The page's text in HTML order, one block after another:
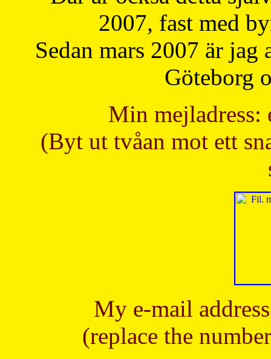
2007, fast med
Sedan mars 2007 är
Göteborg
Min mejladress:
(Byt ut tvåan mot ett
My e-mail
(replace the